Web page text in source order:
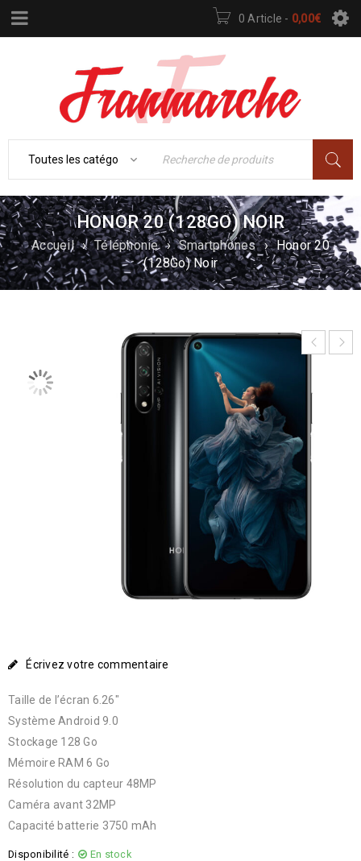
0 Article - 0,00€
HONOR 20 (128GO) NOIR
Accueil › Téléphonie › Smartphones › Honor 20
(128Go) Noir
Écrivez votre commentaire
Taille de l’écran 6.26″
Système Android 9.0
Stockage 128 Go
Mémoire RAM 6 Go
Résolution du capteur 48MP
Caméra avant 32MP
Capacité batterie 3750 mAh
Disponibilité : En stock